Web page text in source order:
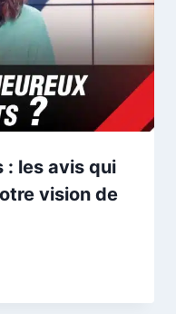
: les avis qui
vision de